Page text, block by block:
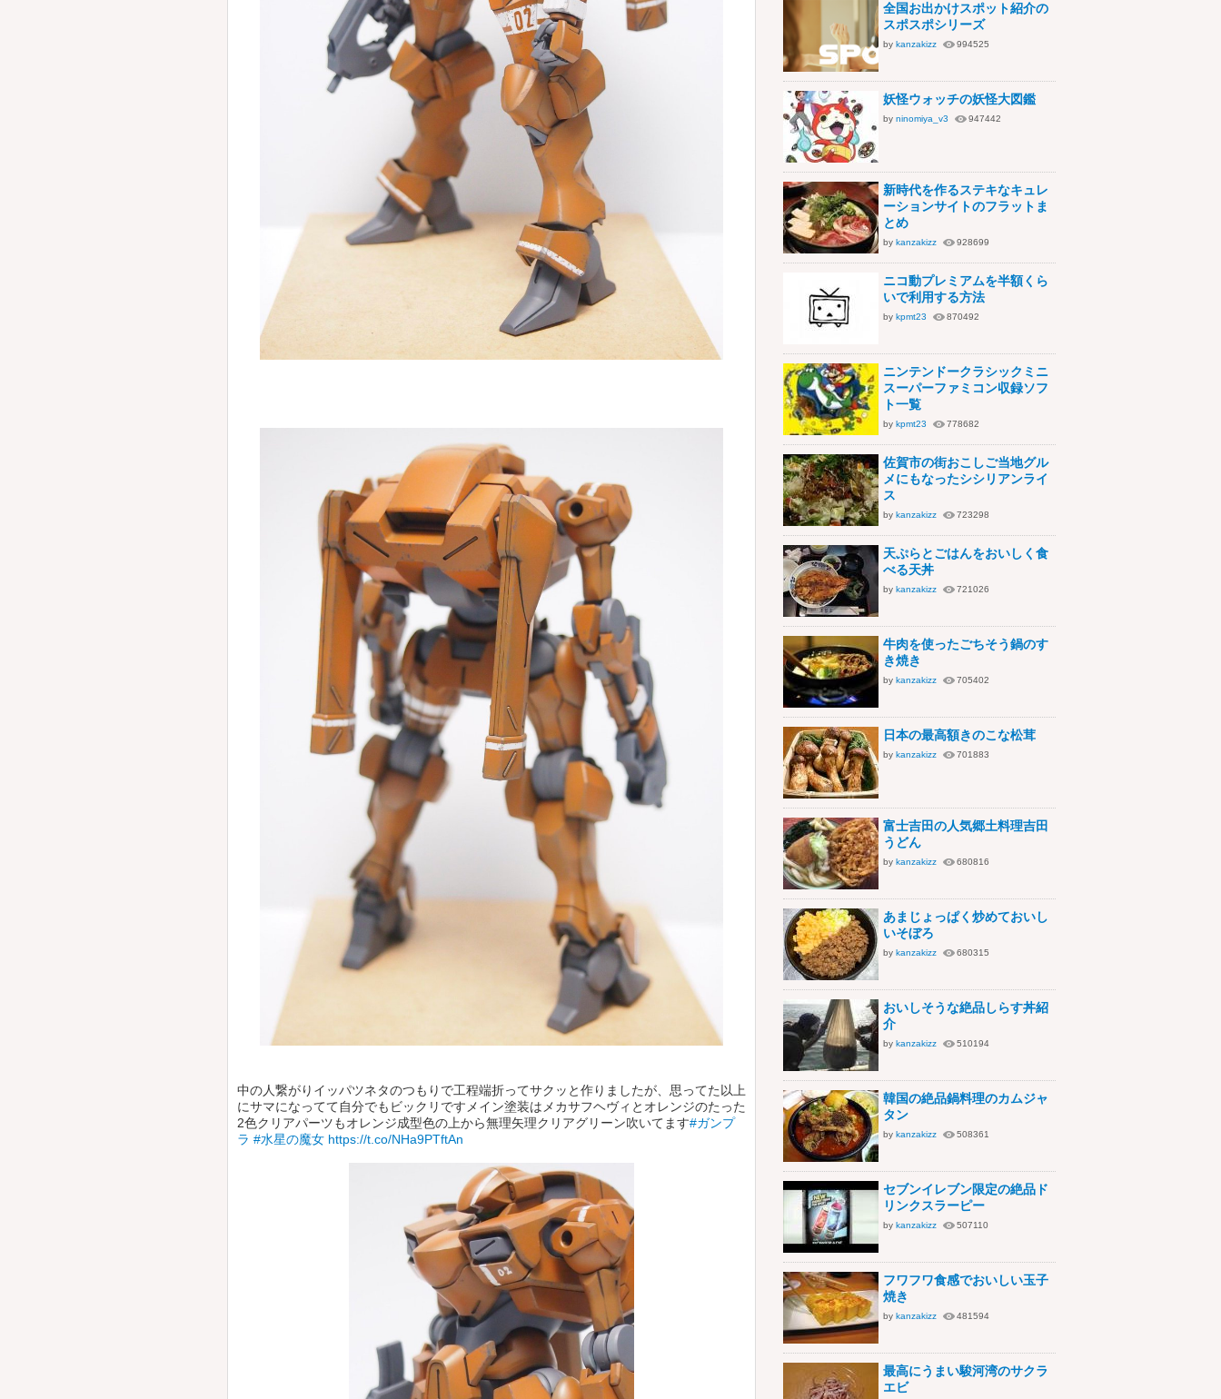
中の人繋がりイッパツネタのつもりで工程端折ってサクッと作りましたが、思ってた以上
にサマになってて自分でもビックリですメイン塗装はメカサフヘヴィとオレンジのたった
2色クリアパーツもオレンジ成型色の上から無理矢理クリアグリーン吹いてます#ガンプ
ラ #水星の魔女 https://t.co/NHa9PTftAn
全国お出かけスポット紹介の
スポスポシリーズ
by kanzakizz 994525
妖怪ウォッチの妖怪大図鑑
by ninomiya_v3 947442
新時代を作るステキなキュレ
ーションサイトのフラットま
とめ
by kanzakizz 928699
ニコ動プレミアムを半額くら
いで利用する方法
by kpmt23 870492
ニンテンドークラシックミニ
スーパーファミコン収録ソフ
ト一覧
by kpmt23 778682
佐賀市の街おこしご当地グル
メにもなったシシリアンライ
ス
by kanzakizz 723298
天ぷらとごはんをおいしく食
べる天丼
by kanzakizz 721026
牛肉を使ったごちそう鍋のす
き焼き
by kanzakizz 705402
日本の最高額きのこな松茸
by kanzakizz 701883
富士吉田の人気郷土料理吉田
うどん
by kanzakizz 680816
あまじょっぱく炒めておいし
いそぼろ
by kanzakizz 680315
おいしそうな絶品しらす丼紹
介
by kanzakizz 510194
韓国の絶品鍋料理のカムジャ
タン
by kanzakizz 508361
セブンイレブン限定の絶品ド
リンクスラーピー
by kanzakizz 507110
フワフワ食感でおいしい玉子
焼き
by kanzakizz 481594
最高にうまい駿河湾のサクラ
エビ